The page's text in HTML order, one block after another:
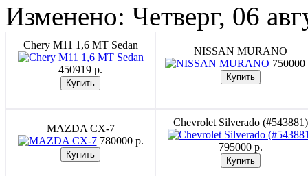
Изменено: Четверг, 06
Chery M11 1,6 MT Sedan
450919 p.
NISSAN MURANO
750000
MAZDA CX-7
780000 p.
Chevrolet Silverado (#543881)
795000 p.